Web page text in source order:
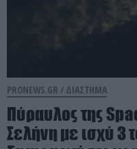
PRONEWS.GR / ΔΙΑΣΤΗΜΑ
Πύραυλος της
Σελήνη με ισχύ 3